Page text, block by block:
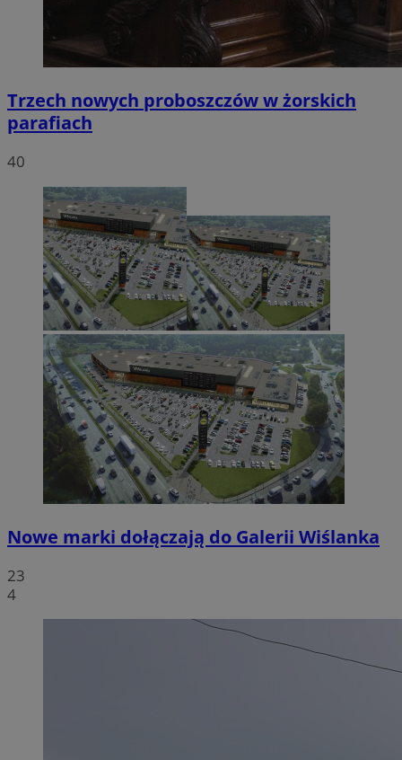
Trzech nowych proboszczów w żorskich
parafiach
40
Nowe marki dołączają do Galerii Wiślanka
23
4